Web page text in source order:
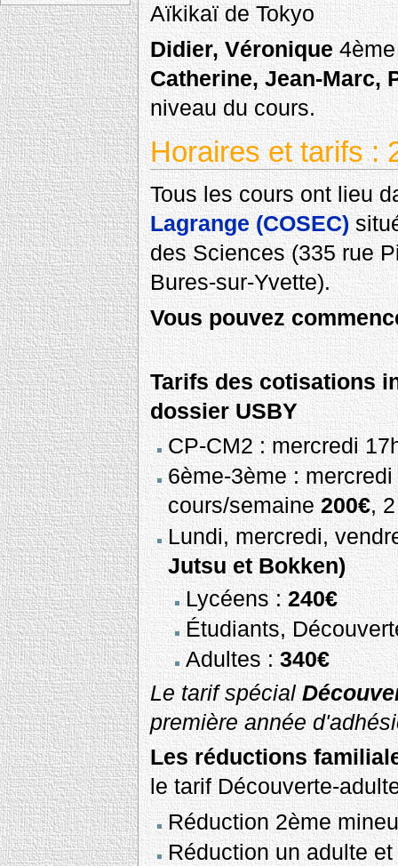
Aïkikaï de Tokyo
Didier, Véronique4ème
Catherine, Jean-Marc,
niveau du cours.
Horaires et tarifs :
Tous les cours ont lieu
Lagrange (COSEC)
des Sciences (335 rue
Bures-sur-Yvette).
Vous pouvez
Tarifs des cotisations
dossier USBY
CP-CM2 : mercredi
6ème-3ème :
cours/semaine200€,
Lundi, mercredi,
Jutsu et Bokken)
Lycéens :240€
Étudiants,
Adultes :340€
Le tarif spécial
première année
Les réductions
le tarif Découverte-
Réduction 2ème
Réduction un adulte